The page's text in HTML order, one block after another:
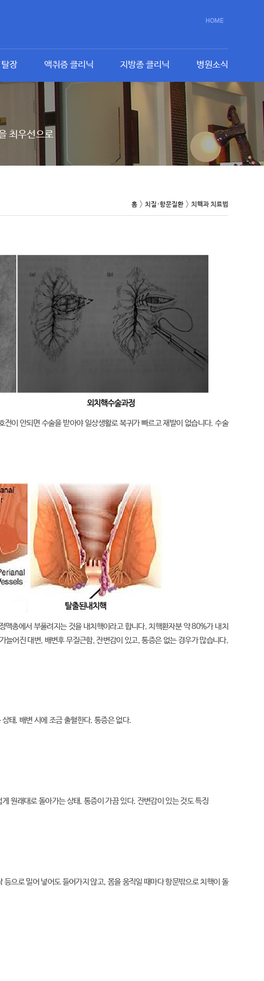
HOME
장 액취증 클리닉 지방종 클리닉 병원소식
최우선으로
홈 > 치질·항문질환 > 치핵과 치료법
이 안되면 수술을 받아야 일상생활로 복귀가 빠르고 재발이 없습니다. 수술
총에서 부풀려지는 것을 내치핵이라고 합니다. 치핵환자분 약 80%가 내치
어진 대변, 배변후 무질근함, 잔변감이 있고, 통증은 없는 경우가 많습니다.
태. 배변 시에 조금 출혈한다. 통증은 없다.
원래대로 돌아가는 상태. 통증이 가끔 있다. 잔변감이 있는 것도 특징
으로 밀어 넣어도 들어가지 않고, 몸을 움직일 때마다 항문밖으로 치핵이 돌